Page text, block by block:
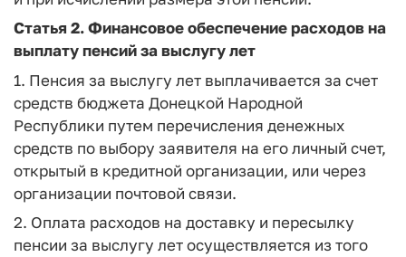
Статья 2.Финансовое обеспечение расходов на
выплату пенсий за выслугу лет
1. Пенсия за выслугу лет выплачивается за счет
средств бюджета Донецкой Народной
Республики путем перечисления денежных
средств по выбору заявителя на его личный счет,
открытый в кредитной организации, или через
организации почтовой связи.
2. Оплата расходов на доставку и пересылку
пенсии за выслугу лет осуществляется из того